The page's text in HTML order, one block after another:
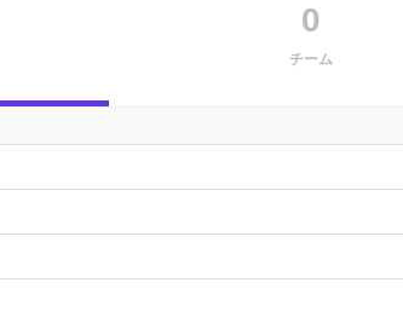
0
チーム